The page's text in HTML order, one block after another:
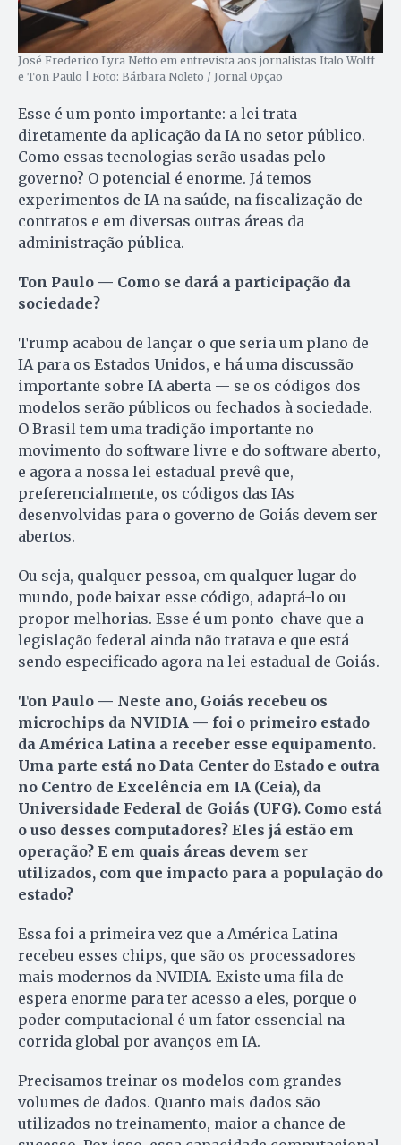
José Frederico Lyra Netto em entrevista aos jornalistas Italo Wolff
e Ton Paulo | Foto: Bárbara Noleto / Jornal Opção
Esse é um ponto importante: a lei trata
diretamente da aplicação da IA no setor público.
Como essas tecnologias serão usadas pelo
governo? O potencial é enorme. Já temos
experimentos de IA na saúde, na fiscalização de
contratos e em diversas outras áreas da
administração pública.
Ton Paulo — Como se dará a participação da
sociedade?
Trump acabou de lançar o que seria um plano de
IA para os Estados Unidos, e há uma discussão
importante sobre IA aberta — se os códigos dos
modelos serão públicos ou fechados à sociedade.
O Brasil tem uma tradição importante no
movimento do software livre e do software aberto,
e agora a nossa lei estadual prevê que,
preferencialmente, os códigos das IAs
desenvolvidas para o governo de Goiás devem ser
abertos.
Ou seja, qualquer pessoa, em qualquer lugar do
mundo, pode baixar esse código, adaptá-lo ou
propor melhorias. Esse é um ponto-chave que a
legislação federal ainda não tratava e que está
sendo especificado agora na lei estadual de Goiás.
Ton Paulo — Neste ano, Goiás recebeu os
microchips da NVIDIA — foi o primeiro estado
da América Latina a receber esse equipamento.
Uma parte está no Data Center do Estado e outra
no Centro de Excelência em IA (Ceia), da
Universidade Federal de Goiás (UFG). Como está
o uso desses computadores? Eles já estão em
operação? E em quais áreas devem ser
utilizados, com que impacto para a população do
estado?
Essa foi a primeira vez que a América Latina
recebeu esses chips, que são os processadores
mais modernos da NVIDIA. Existe uma fila de
espera enorme para ter acesso a eles, porque o
poder computacional é um fator essencial na
corrida global por avanços em IA.
Precisamos treinar os modelos com grandes
volumes de dados. Quanto mais dados são
utilizados no treinamento, maior a chance de